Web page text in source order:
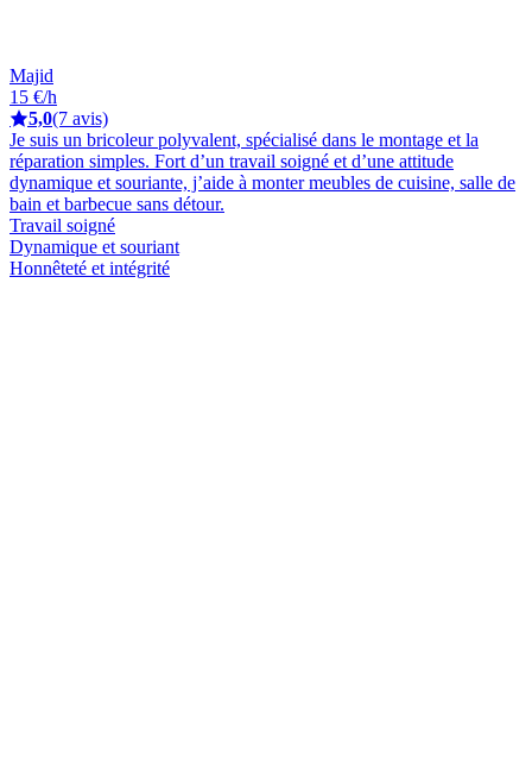
Majid
15 €/h
5,0(7 avis)
Je suis un bricoleur polyvalent, spécialisé dans le montage et la
réparation simples. Fort d’un travail soigné et d’une attitude
dynamique et souriante, j’aide à monter meubles de cuisine, salle de
bain et barbecue sans détour.
Travail soigné
Dynamique et souriant
Honnêteté et intégrité